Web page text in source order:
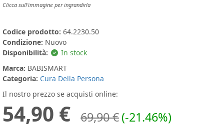
Clicca sull'immagine per ingrandirla
Codice prodotto: 64.2230.50
Condizione: Nuovo
Disponibilità:
In stock
Marca: BABISMART
Categoria: Cura Della Persona
Il nostro prezzo se acquisti online:
54,90 € 69,90 €(-21.46%)